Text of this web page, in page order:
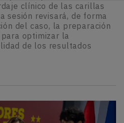
clínico de las carillas
sesión revisará, de forma
del caso, la preparación
optimizar la
de los resultados